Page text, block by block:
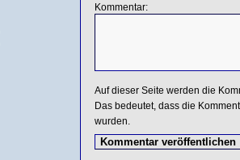
Kommentar:
Auf dieser Seite werden die
Das bedeutet, dass die
wurden.